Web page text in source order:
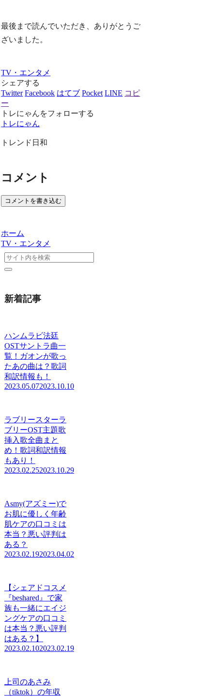
最後まで読んでいただき、ありがとうご
ざいました。
TV・エンタメ
シェアする
Twitter Facebook はてブ Pocket LINE コピ
ー
トレにゃんをフォローする
トレにゃん
トレンド日和
コメント
コメントを書き込む
ホーム
TV・エンタメ
新着記事
ハンムラビ法廷
OSTサントラ曲一
覧！ガオンが歌っ
たあの曲は？歌詞
和訳情報も！
2023.05.072023.10.10
ラブリースターラ
ブリーOST主題歌
挿入歌全曲まと
め！歌詞和訳情報
もあり！
2023.02.252023.10.29
Asmy(アズミー)で
お肌に優しく年齢
肌ケアの口コミは
本当？悪い評判は
ある？
2023.02.192023.04.02
【シェアドコスメ
『beshared』で家
族も一緒にエイジ
ングケアの口コミ
は本当？悪い評判
はある？】
2023.02.102023.02.19
上司のあさみ
（tiktok）の年収